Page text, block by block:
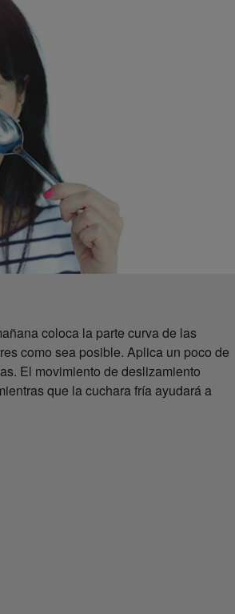
coloca la parte curva de las
como sea posible. Aplica un poco de
El movimiento de deslizamiento
que la cuchara fría ayudará a